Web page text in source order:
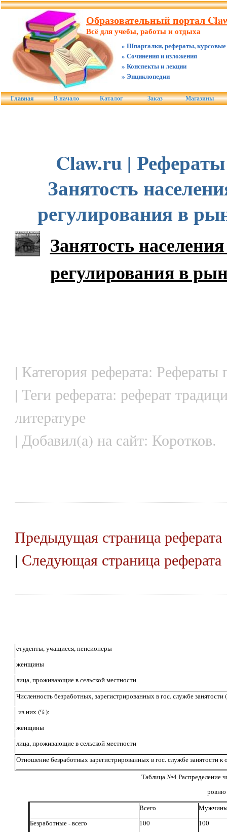
Образовательный портал
Всё для учебы, работы и отдыха
» Шпаргалки, рефераты, курсовые
» Сочинения и изложения
» Конспекты и лекции
» Энциклопедии
Главная В начало Каталог Заказ Магазины
Claw.ru |
Занятость
регулирования в
Занятость
регулирования в
| Категория реферата: Рефераты
| Теги реферата: реферат
литературе
| Добавил(а) на сайт: Коротков.
Предыдущая страница реферата
| Следующая страница реферата
cтуденты, учащиеся, пенсионеры
женщины
лица, проживающие в сельской местности
Численность безработных, зарегистрированных в гос. службе занятости
из них (%):
женщины
лица, проживающие в сельской местности
Отношение безработных зарегистрированных в гос. службе занятости
Таблица №4 Распределение
ровню
Всего
Безработные - всего
100
100